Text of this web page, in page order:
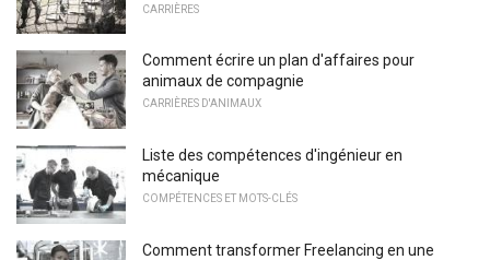
CARRIÈRES
Comment écrire un plan d'affaires pour
animaux de compagnie
CARRIÈRES D'ANIMAUX
Liste des compétences d'ingénieur en
mécanique
COMPÉTENCES ET MOTS-CLÉS
Comment transformer Freelancing en une